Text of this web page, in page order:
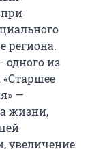
при
региона.
из
—
жизни,
увеличение